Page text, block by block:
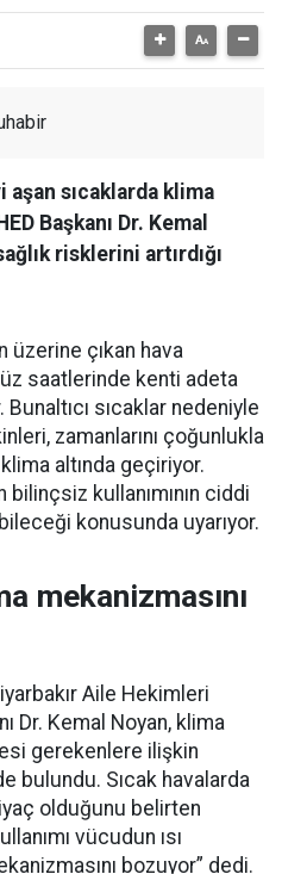
aşan sıcaklarda klima
Başkanı Dr. Kemal
risklerini artırdığı
üzerine çıkan hava
saatlerinde kenti adeta
sıcaklar nedeniyle
zamanlarını çoğunlukla
altında geçiriyor.
bilinçsiz kullanımının ciddi
konusunda uyarıyor.
mekanizmasını
Aile Hekimleri
Dr. Kemal Noyan, klima
gerekenlere ilişkin
bulundu. Sıcak havalarda
olduğunu belirten
vücudun ısı
bozuyor” dedi.